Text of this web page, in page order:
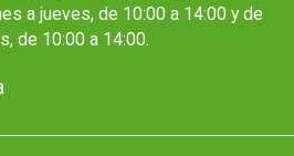
a jueves, de 10:00 a 14:00 y de
de 10:00 a 14:00.